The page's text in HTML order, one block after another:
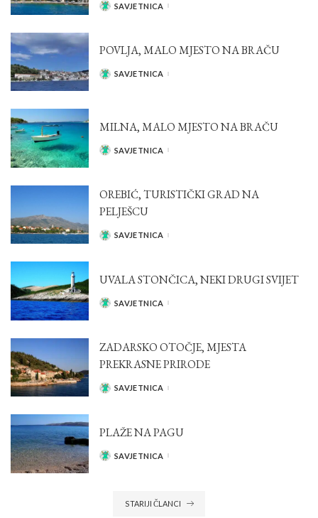
POSTED
SAVJETNICA
POVLJA, MALO MJESTO NA BRAČU
POSTED
SAVJETNICA
MILNA, MALO MJESTO NA BRAČU
POSTED
SAVJETNICA
OREBIĆ, TURISTIČKI GRAD NA
PELJEŠCU
POSTED
SAVJETNICA
UVALA STONČICA, NEKI DRUGI SVIJET
POSTED
SAVJETNICA
ZADARSKO OTOČJE, MJESTA
PREKRASNE PRIRODE
POSTED
SAVJETNICA
PLAŽE NA PAGU
POSTED
SAVJETNICA
STARIJI ČLANCI